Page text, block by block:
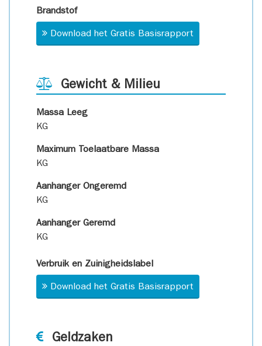
Brandstof
Download het Gratis Basisrapport
Gewicht & Milieu
Massa Leeg
KG
Maximum Toelaatbare Massa
KG
Aanhanger Ongeremd
KG
Aanhanger Geremd
KG
Verbruik en Zuinigheidslabel
Download het Gratis Basisrapport
Geldzaken